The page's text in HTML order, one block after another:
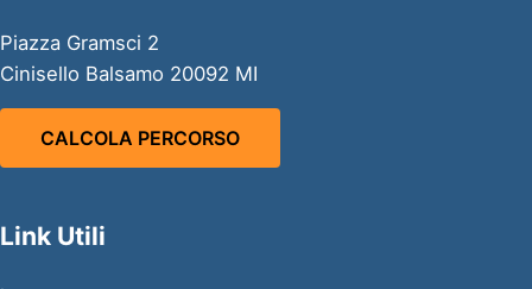
Piazza Gramsci 2
Cinisello Balsamo 20092 MI
CALCOLA PERCORSO
Link Utili